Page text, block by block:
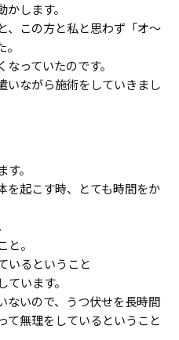
します。
、この方と私と思わず「オ～
っていたのです。
いながら施術をしていきまし
。
を起こす時、とても時間をか
と。
いるということ
います。
ないので、うつ伏せを長時間
て無理をしているということ